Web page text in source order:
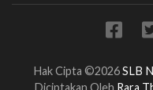
Hak Cipta ©2026SLB